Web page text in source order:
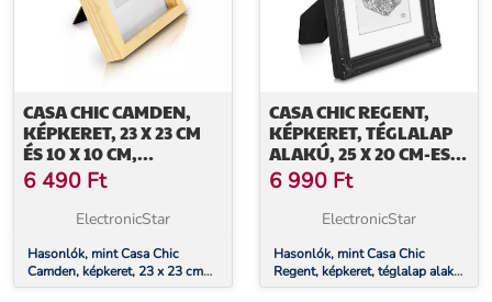
CASA CHIC CAMDEN,
KÉPKERET, 23 X 23 CM
ÉS 10 X 10 CM,
PASZPARTU, VALÓDI FA
6 490 Ft
ElectronicStar
Hasonlók, mint Casa Chic
Camden, képkeret, 23 x 23 cm
és 10 x 10 cm, paszpartu, valódi
CASA CHIC REGENT,
KÉPKERET, TÉGLALAP
ALAKÚ, 25 X 20 CM-ES
FOTÓK, PASZPARTU,
ÜVEG, ROKOKÓ
6 990 Ft
ElectronicStar
Hasonlók, mint Casa Chic
Regent, képkeret, téglalap alakú,
25 x 20 cm-es fotók, paszpartu,